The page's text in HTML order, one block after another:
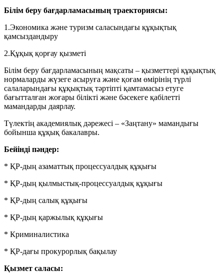
Білім беру бағдарламасының траекториясы:
1.Экономика және туризм саласындағы құқықтық
қамсыздандыру
2.Құқық қорғау қызметі
Білім беру бағдарламасының мақсаты – қызметтері құқықтық
нормаларды жүзеге асыруға және қоғам өмірінің түрлі
салаларындағы құқықтық тәртіпті қамтамасыз етуге
бағытталған жоғары білікті және бәсекеге қабілетті
мамандарды даярлау.
Түлектің академиялық дәрежесі – «Заңтану» мамандығы
бойынша құқық бакалавры.
Бейінді пәндер:
* ҚР-дың азаматтық процессуалдық құқығы
* ҚР-дың қылмыстық-процессуалдық құқығы
* ҚР-дың салық құқығы
* ҚР-дың қаржылық құқығы
* Криминалистика
* ҚР-дағы прокурорлық бақылау
Қызмет саласы: